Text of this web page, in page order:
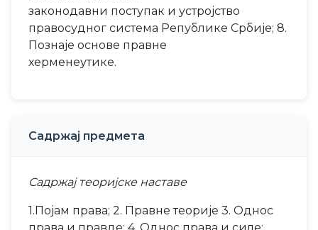
законодавни поступак и устројство
правосудног система Републике Србије; 8.
Познаје основе правне
херменеутике.
Садржај предмета
Садржај теоријске наставе
1.Појам права; 2. Правне теорије 3. Однос